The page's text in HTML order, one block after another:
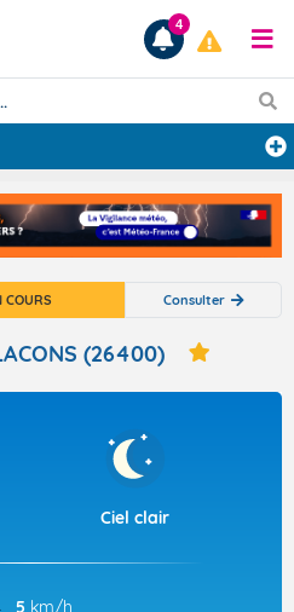
4
COURS Consulter
(26400)
Ciel clair
5 km/h